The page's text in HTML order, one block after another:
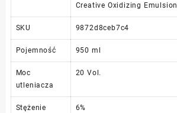
Creative Oxidizing
SKU 9872d8ceb7c4
Pojemność 950 ml
Moc
utleniacza
20 Vol.
Stężenie 6%